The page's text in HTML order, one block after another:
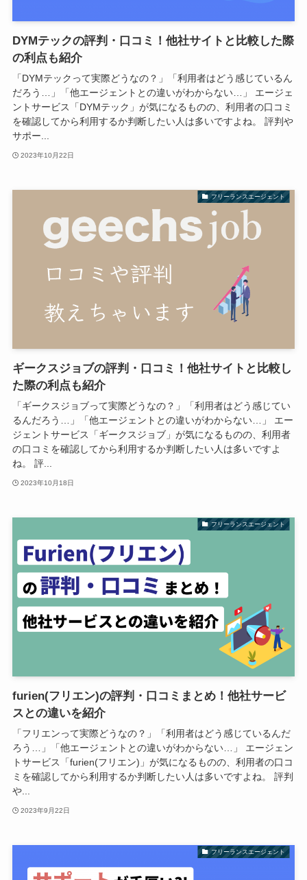
DYMテックの評判・口コミ！他社サイトと比較した際
の利点も紹介
「DYMテックって実際どうなの？」「利用者はどう感じているん
だろう…」「他エージェントとの違いがわからない…」 エージェ
ントサービス「DYMテック」が気になるものの、利用者の口コミ
を確認してから利用するか判断したい人は多いですよね。 評判や
サポー...
2023年10月22日
フリーランスエージェント
ギークスジョブの評判・口コミ！他社サイトと比較し
た際の利点も紹介
「ギークスジョブって実際どうなの？」「利用者はどう感じてい
るんだろう…」「他エージェントとの違いがわからない…」 エー
ジェントサービス「ギークスジョブ」が気になるものの、利用者
の口コミを確認してから利用するか判断したい人は多いですよ
ね。 評...
2023年10月18日
フリーランスエージェント
furien(フリエン)の評判・口コミまとめ！他社サービ
スとの違いを紹介
「フリエンって実際どうなの？」「利用者はどう感じているんだ
ろう…」「他エージェントとの違いがわからない…」 エージェン
トサービス「furien(フリエン)」が気になるものの、利用者の口コ
ミを確認してから利用するか判断したい人は多いですよね。 評判
や...
2023年9月22日
フリーランスエージェント